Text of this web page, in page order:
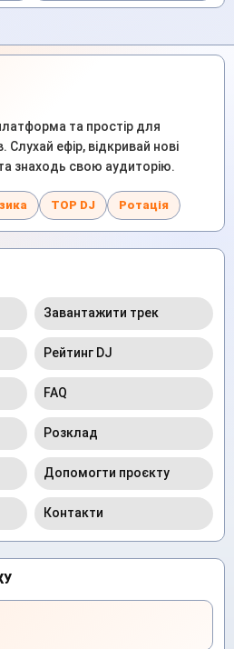
та простір для
Слухай ефір, відкривай нові
знаходь свою аудиторію.
TOP DJ Ротація
Завантажити трек
Рейтинг DJ
FAQ
Розклад
Допомогти проєкту
Контакти